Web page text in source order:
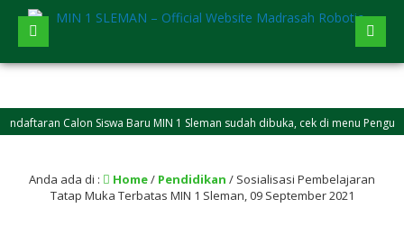
Calon Siswa Baru MIN 1 Sleman sudah dibuka, cek di menu
Anda ada di : Home/ Pendidikan / Sosialisasi Pembelajaran
Tatap Muka Terbatas MIN 1 Sleman, 09 September 2021